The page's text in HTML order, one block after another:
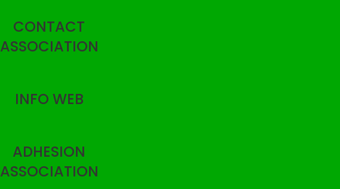
CONTACT
ASSOCIATION
INFO WEB
ADHESION
ASSOCIATION